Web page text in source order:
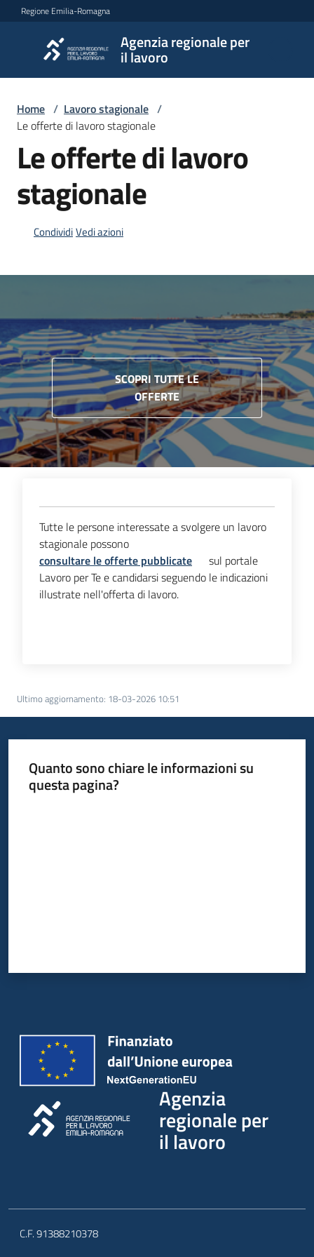
Vai al contenuto
Vai alla navigazione
Vai al footer
Regione Emilia-Romagna
Agenzia regionale per
il lavoro
Agenzia
regionale
per il
lavoro
L'Agenzia
Servizi
centri
per
l'impiego
Lavoro
per
te
Home / Lavoro stagionale /
Le offerte di lavoro stagionale
Le offerte di lavoro
stagionale
CondividiVedi azioni
SCOPRI TUTTE LE
OFFERTE
Tutte le persone interessate a svolgere un lavoro
stagionale possono
consultare le offerte pubblicate
sul portale
Lavoro per Te e candidarsi seguendo le indicazioni
illustrate nell'offerta di lavoro.
Ultimo aggiornamento: 18-03-2026 10:51
Quanto sono chiare le informazioni su
questa pagina?
Agenzia
regionale per
il lavoro
C.F. 91388210378